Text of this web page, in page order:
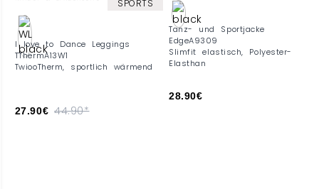
SPORTS
I love to Dance Leggings
TThermA13W1
TwiooTherm, sportlich wärmend
27.90€ 44.90*
Tanz- und Sportjacke
EdgeA9309
Slimfit elastisch, Polyester-
Elasthan
28.90€